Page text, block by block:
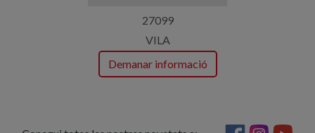
27099
VILA
Demanar informació